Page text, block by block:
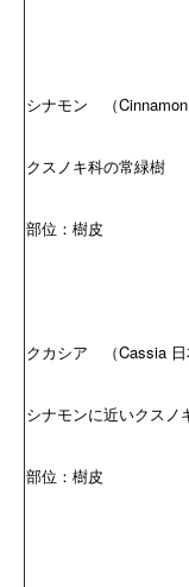
シナモン （
クスノキ科の常緑樹
部位：樹皮
クカシア （Cassia
シナモンに近いクスノ
部位：樹皮